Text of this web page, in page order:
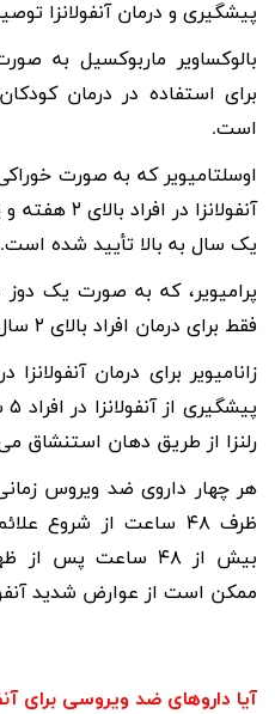
پیشگیری و درمان آنفولانزا
بالوکساویر ماربوکسیل به
برای استفاده در درمان کودکان
است.
اوسلتامیویر که به صورت
آنفولانزا در افراد بالای ۲ هفته و
یک سال به بالا تأیید شده است.
پرامیویر، که به صورت یک
فقط برای درمان افراد بالای ۲
زانامیویر برای درمان آنفولانزا
پیشگیری از آنفولانزا در افراد ۵
رلنزا از طریق دهان استنشاق
هر چهار داروی ضد ویروس
ظرف۴۸ ساعت از شروع علائم
بیش از۴۸ ساعت پس از
ممکن است از عوارض شدید
آیا داروهای ضد ویروسی برای